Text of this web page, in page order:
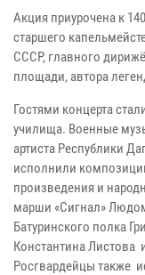
Акция приурочена к
старшего
СССР, главного
площади, автора
Гостями концерта
училища. Военные
артиста Республики
исполнили
произведения и
марши «Сигнал»
Батуринского полка
Константина Листова
Росгвардейцы также